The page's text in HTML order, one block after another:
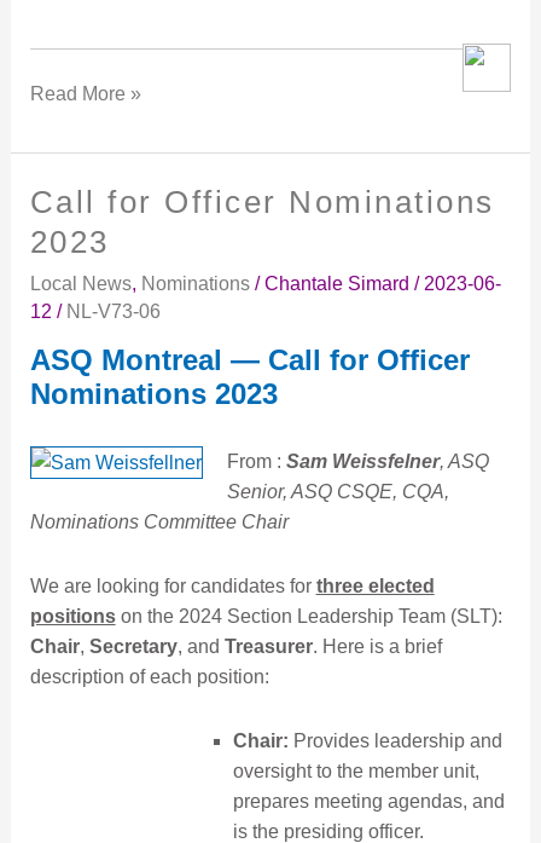
Read More »
Call for Officer Nominations
2023
Local News, Nominations/Chantale Simard / 2023-06-
12 / NL-V73-06
ASQ Montreal — Call for Officer
Nominations 2023
From : Sam Weissfelner, ASQ
Senior, ASQ CSQE, CQA,
Nominations Committee Chair
We are looking for candidates for three elected
positionson the 2024 Section Leadership Team (SLT):
Chair, Secretary, and Treasurer. Here is a brief
description of each position:
Chair: Provides leadership and
oversight to the member unit,
prepares meeting agendas, and
is the presiding officer.
Call
for
Officer
Nominations
2023